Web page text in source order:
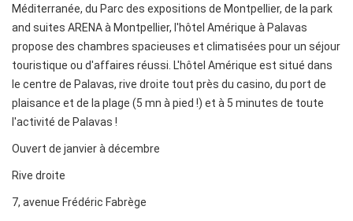
Méditerranée, du Parc des expositions de Montpellier, de la park
and suites ARENA à Montpellier, l'hôtel Amérique à Palavas
propose des chambres spacieuses et climatisées pour un séjour
touristique ou d'affaires réussi. L'hôtel Amérique est situé dans
le centre de Palavas, rive droite tout près du casino, du port de
plaisance et de la plage (5 mn à pied !) et à 5 minutes de toute
l'activité de Palavas !
Ouvert de janvier à décembre
Rive droite
7, avenue Frédéric Fabrège